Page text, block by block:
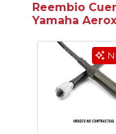
Campa
Motores
Nuevos
Motores
Usados
Reembio
Yamaha Aerox